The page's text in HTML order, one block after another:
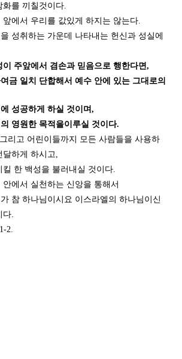
화를 끼칠것이다.
앞에서 우리를 값있게 하지는 않는다
성취하는 가운데 나타내는 헌신과 성실에
주앞에서 겸손과 믿음으로 행한다면,
금 일치 단합해서 예수 안에 있는 그대 로의
성공하게 하실 것이며,
영원한 목적을이루실 것이다.
그리고 어린이들까지 모든 사람들을 사용하
달하게 하시고
킬 한 백성을 불러내실 것이다
안에서 실천하는 신앙을 통해서
참 하나님이시요 이스라엘의 하나님이신
다
2.